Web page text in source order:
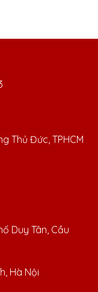
Thủ Đức, TPHCM
Duy Tân, Cầu
Hà Nội